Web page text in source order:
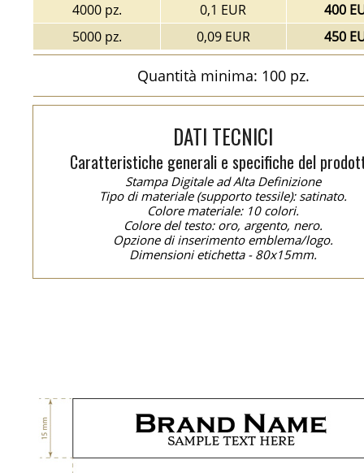
4000 pz.
0,1 EUR
400
5000 pz.
0,09 EUR 450
Quantità minima: 100 pz.
DATI TECNICI
Caratteristiche generali e specifiche del
Stampa Digitale ad Alta Definizione
Tipo di materiale (supporto tessile): satinato.
Colore materiale: 10 colori.
Colore del testo: oro, argento, nero.
Opzione di inserimento emblema/logo.
Dimensioni etichetta - 80x15mm.